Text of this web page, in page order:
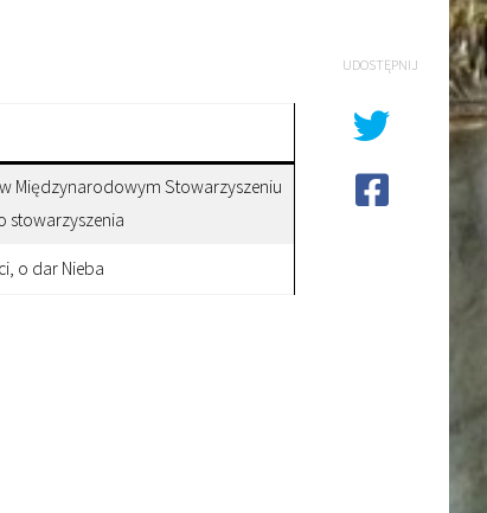
Międzynarodowym Stowarzyszeniu
stowarzyszenia
o dar Nieba
UDOSTĘPNIJ